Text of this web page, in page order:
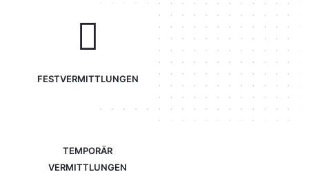
FESTVERMITTLUNGEN
TEMPORÄR
VERMITTLUNGEN